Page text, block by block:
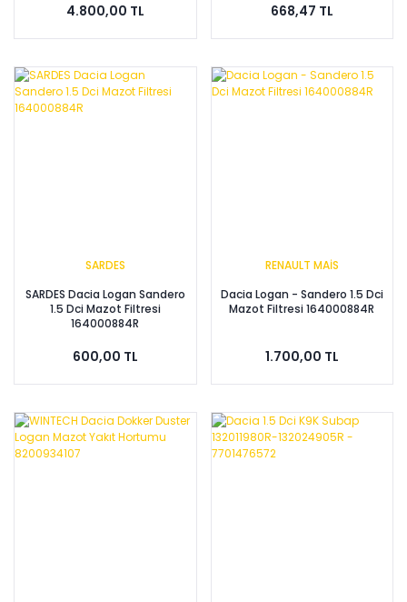
4.800,00 TL 668,47 TL
SARDES
SARDES Dacia Logan Sandero
1.5 Dci Mazot Filtresi
164000884R
600,00 TL
RENAULT MAİS
Dacia Logan - Sandero 1.5 Dci
Mazot Filtresi 164000884R
1.700,00 TL